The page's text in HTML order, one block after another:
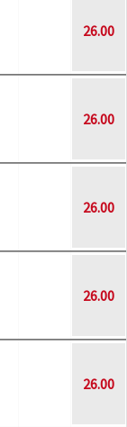
26.00
26.00
26.00
26.00
26.00